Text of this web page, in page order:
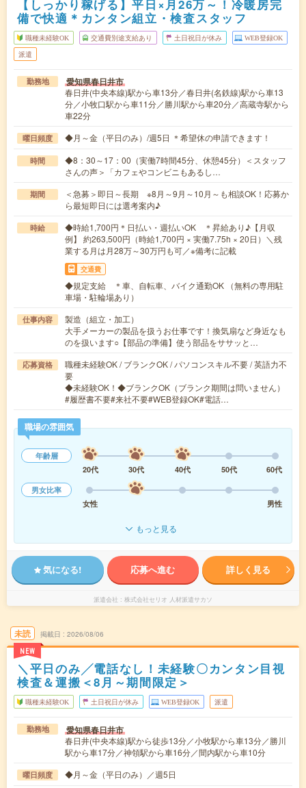
【しっかり稼げる】平日×月26万～！冷暖房完
備で快適＊カンタン組立・検査スタッフ
職種未経験OK 交通費別途支給あり 土日祝日が休み WEB登録OK
派遣
勤務地 愛知県春日井市
春日井(中央本線)駅から車13分／春日井(名鉄線)駅から車13
分／小牧口駅から車11分／勝川駅から車20分／高蔵寺駅から
車22分
曜日頻度 ◆月～金（平日のみ）/週5日 ＊希望休の申請できます！
時間
◆8：30～17：00（実働7時間45分、休憩45分）＜スタッフ
さんの声＞「カフェやコンビニもあるし…
期間
＜急募＞即日～長期 ※8月～9月～10月～も相談OK！応募か
ら最短即日には選考案内♪
時給
◆時給1,700円＊日払い・週払いOK ＊昇給あり♪【月収
例】 約263,500円（時給1,700円 × 実働7.75h × 20日）＼残
業する月は月28万～30万円も可／※備考に記載
交通費
◆規定支給 ＊車、自転車、バイク通勤OK （無料の専用駐
車場・駐輪場あり）
仕事内容
製造（組立・加工）
大手メーカーの製品を扱うお仕事です！換気扇など身近なも
のを扱います○【部品の準備】使う部品をササッと…
応募資格
職種未経験OK / ブランクOK / パソコンスキル不要 / 英語力不
要
◆未経験OK！◆ブランクOK（ブランク期間は問いません）
#履歴書不要#来社不要#WEB登録OK#電話…
職場の雰囲気
年齢層
20代
30代 40代 50代
60代
男女比率
女性
男性
もっと見る
気になる! 応募へ進む 詳しく見る
派遣会社 株式会社セリオ 人材派遣サカソ
未読
NEW
掲載日 2026/08/06
＼平日のみ╱電話なし！未経験〇カンタン目視
検査＆運搬＜8月～期間限定＞
職種未経験OK 土日祝日が休み WEB登録OK 派遣
勤務地 愛知県春日井市
春日井(中央本線)駅から徒歩13分／小牧駅から車13分／勝川
駅から車17分／神領駅から車16分／間内駅から車10分
曜日頻度 ◆月～金（平日のみ）／週5日